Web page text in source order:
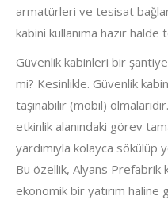
armatürleri ve tesisat
kabini kullanıma hazır
Güvenlik kabinleri bir
mi? Kesinlikle. Güvenlik
taşınabilir (mobil)
etkinlik alanındaki görev
yardımıyla kolayca
Bu özellik, Alyans Prefabrik
ekonomik bir yatırım haline